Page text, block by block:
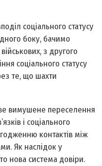
соціального статусу
боку, бачимо
з другого
соціального статусу
те, що шахти
вимушене переселення
і соціального
контактів між
Як наслідок у
нова система довіри.